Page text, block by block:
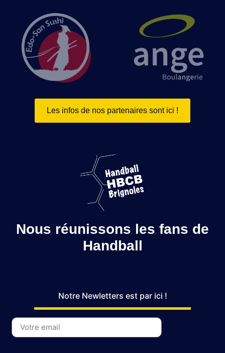
Les infos de nos partenaires sont ici !
Nous réunissons les fans de
Handball
Notre Newletters est par ici !